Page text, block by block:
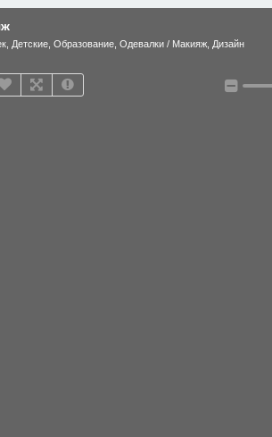
Детские Образование Одевалки / Макияж Дизайн